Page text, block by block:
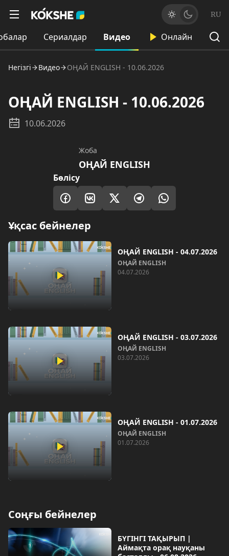
RU
Сериалдар Видео Онлайн
Негізгі Видео ОҢАЙ ENGLISH - 10.06.2026
ОҢАЙ ENGLISH - 10.06.2026
10.06.2026
Жоба
ОҢАЙ ENGLISH
Бөлісу
Ұқсас бейнелер
ОҢАЙ ENGLISH - 04.07.2026
ОҢАЙ ENGLISH
04.07.2026
ОҢАЙ ENGLISH - 03.07.2026
ОҢАЙ ENGLISH
03.07.2026
ОҢАЙ ENGLISH - 01.07.2026
ОҢАЙ ENGLISH
01.07.2026
Соңғы бейнелер
БҮГІНГІ ТАҚЫРЫП |
Аймақта орақ науқаны